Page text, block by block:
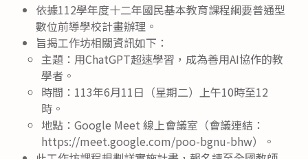
依據112學年度十二年國民基本教育課程綱要普通型
數位前導學校計畫辦理。
旨揭工作坊相關資訊如下：
主題：用ChatGPT超速學習，成為善用AI協作的教
學者。
時間：113年6月11日（星期二）上午10時至12
時。
地點：Google Meet 線上會議室（會議連結：
https://meet.google.com/poo-bgnu-bhw）。